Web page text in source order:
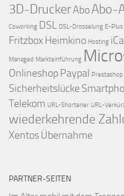
3D-DruckerAboAbo-
Coworking DSL DSL-Drosselung E-Plus
Fritzbox Heimkino Hosting
Managed Markteinführung
Onlineshop Paypal Prestashop
Sicherheitslücke
Telekom URL-Shortener URL-
wiederkehrende
XentosÜbernahme
PARTNER-SEITEN